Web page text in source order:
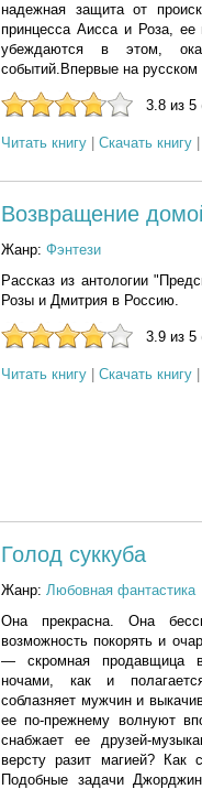
надежная защита от
принцесса Аисса и Роза,
убеждаются в этом,
событий.Впервые на русском
3.8 из 5
Читать книгу Скачать книгу
Возвращение
Жанр: Фэнтези
Рассказ из антологии
Розы и Дмитрия в Россию.
3.9 из 5
Читать книгу Скачать книгу
Голод суккуба
Жанр: Любовная фантастика
Она прекрасна. Она
возможность покорять и
— скромная продавщица
ночами, как и
соблазняет мужчин и
ее по-прежнему волнуют
снабжает ее друзей-
версту разит магией? Как
Подобные задачи